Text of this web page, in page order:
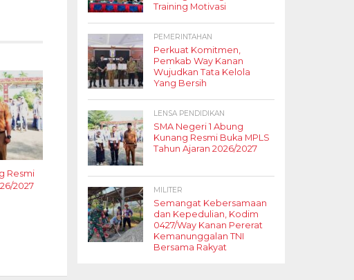
Resmi
2027
Training Motivasi
PEMERINTAHAN
Perkuat Komitmen,
Pemkab Way Kanan
Wujudkan Tata Kelola
Yang Bersih
LENSA PENDIDIKAN
SMA Negeri 1 Abung
Kunang Resmi Buka MPLS
Tahun Ajaran 2026/2027
MILITER
Semangat Kebersamaan
dan Kepedulian, Kodim
0427/Way Kanan Pererat
Kemanunggalan TNI
Bersama Rakyat